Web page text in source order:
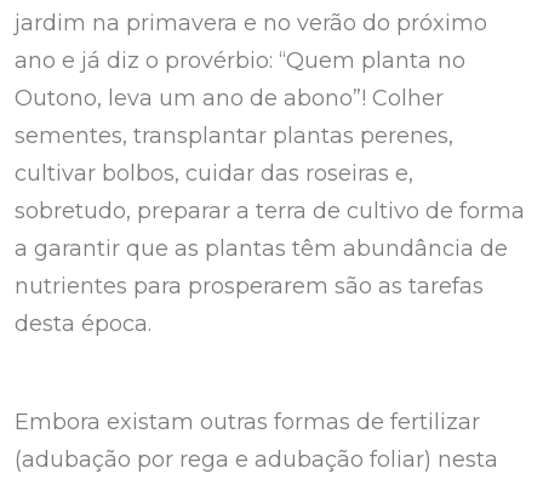
jardim na primavera e no verão do próximo
ano e já diz o provérbio: “Quem planta no
Outono, leva um ano de abono”! Colher
sementes, transplantar plantas perenes,
cultivar bolbos, cuidar das roseiras e,
sobretudo, preparar a terra de cultivo de forma
a garantir que as plantas têm abundância de
nutrientes para prosperarem são as tarefas
desta época.
Embora existam outras formas de fertilizar
(adubação por rega e adubação foliar) nesta